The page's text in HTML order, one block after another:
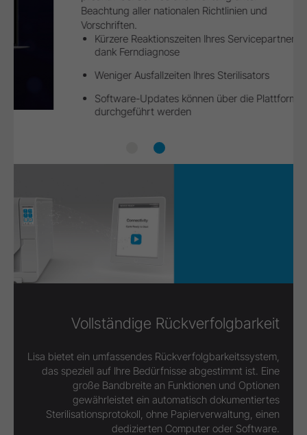
Beachtung aller nationalen Richtlinien und
Vorschriften.
Kürzere Reaktionszeiten Ihres Servicepartners
dank Ferndiagnose
Weniger Ausfallzeiten Ihres Sterilisators
Software-Updates können über die Plattform
durchgeführt werden
ioDent
Vollständige Rückverfolgbarkeit
Lisa bietet ein umfassendes Rückverfolgbarkeitssystem,
das speziell auf Ihre Bedürfnisse abgestimmt ist. Eine
große Bandbreite an Funktionen und Optionen
gewährleistet ein automatisch dokumentiertes
Sterilisationsprotokoll, ohne Papierverwaltung, einen
dedizierten Computer oder Software.